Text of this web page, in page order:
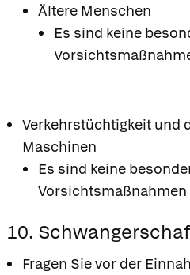
Ältere Menschen
Es sind keine
Verkehrstüchtigkeit und
Maschinen
Es sind keine
10.
Fragen Sie vor der